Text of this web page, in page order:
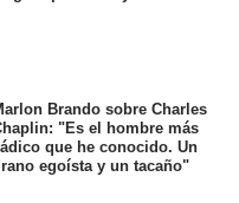
Brando sobre Charles
"Es el hombre más
que he conocido. Un
egoísta y un tacaño"